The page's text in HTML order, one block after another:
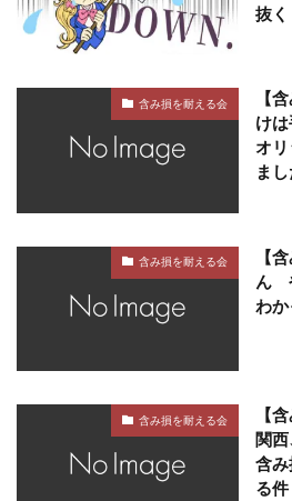
抜く
含み損を耐える会
【
け
オリ
まし
含み損を耐える会
【
ん
わか
含み損を耐える会
【
関
含み
る件